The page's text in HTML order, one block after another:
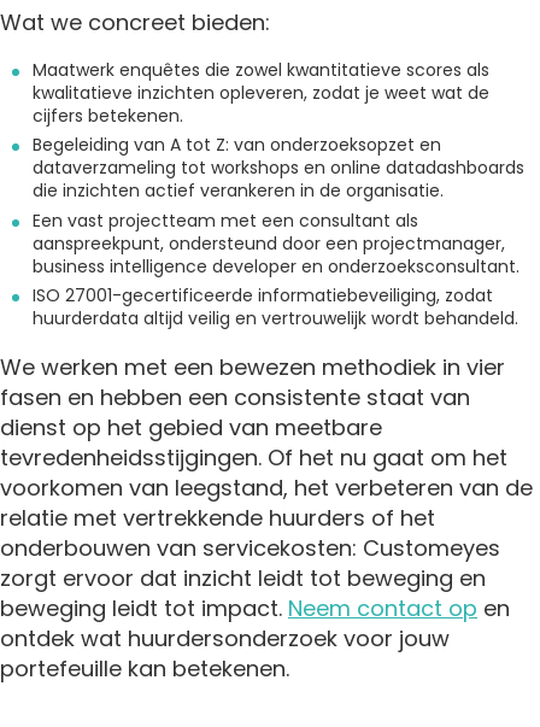
Wat we concreet bieden:
Maatwerk enquêtes die zowel kwantitatieve scores als
kwalitatieve inzichten opleveren, zodat je weet wat de
cijfers betekenen.
Begeleiding van A tot Z: van onderzoeksopzet en
dataverzameling tot workshops en online datadashboards
die inzichten actief verankeren in de organisatie.
Een vast projectteam met een consultant als
aanspreekpunt, ondersteund door een projectmanager,
business intelligence developer en onderzoeksconsultant.
ISO 27001-gecertificeerde informatiebeveiliging, zodat
huurderdata altijd veilig en vertrouwelijk wordt behandeld.
We werken met een bewezen methodiek in vier
fasen en hebben een consistente staat van
dienst op het gebied van meetbare
tevredenheidsstijgingen. Of het nu gaat om het
voorkomen van leegstand, het verbeteren van de
relatie met vertrekkende huurders of het
onderbouwen van servicekosten: Customeyes
zorgt ervoor dat inzicht leidt tot beweging en
beweging leidt tot impact. Neem contact op en
ontdek wat huurdersonderzoek voor jouw
portefeuille kan betekenen.